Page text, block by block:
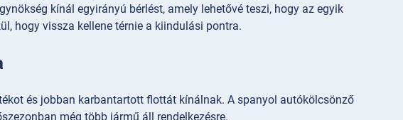
kínál egyirányú bérlést, amely lehetővé teszi, hogy az egyik
hogy vissza kellene térnie a kiindulási pontra.
és jobban karbantartott flottát kínálnak. A spanyol autókölcsönző
még több jármű áll rendelkezésre.